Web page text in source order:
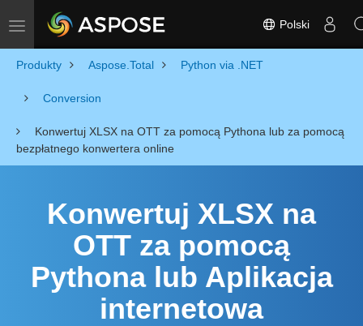
Toggle navigation Polski
Produkty Aspose.Total Python via .NET
Conversion
Konwertuj XLSX na OTT za pomocą Pythona lub za pomocą
bezpłatnego konwertera online
Konwertuj XLSX na
OTT za pomocą
Pythona lub Aplikacja
internetowa